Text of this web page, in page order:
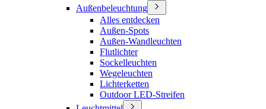
Außenbeleuchtung
Alles entdecken
Außen-Spots
Außen-Wandleuchten
Flutlichter
Sockelleuchten
Wegeleuchten
Lichterketten
Outdoor LED-Streifen